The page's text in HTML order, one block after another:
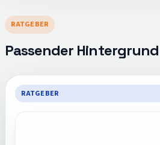
RATGEBER
Passender
RATGEBER